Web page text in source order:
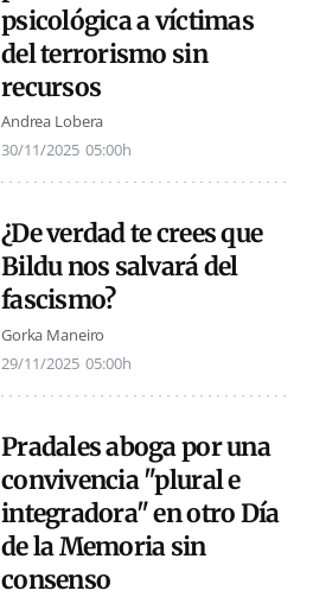
psicológica a víctimas
del terrorismo sin
recursos
Andrea Lobera
30/11/2025 05:00h
¿De verdad te crees que
Bildu nos salvará del
fascismo?
Gorka Maneiro
29/11/2025 05:00h
Pradales aboga por una
convivencia "plural e
integradora" en otro Día
de la Memoria sin
consenso